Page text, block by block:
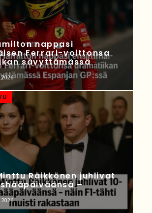
nappasi
Ferrari-voittonsa
sävyttämässä
Räikkönen juhlivat
–